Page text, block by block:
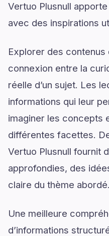
Vertuo Plusnull
avec des inspirations
Explorer des
connexion entre la
réelle d’un sujet. Les
informations qui leur
imaginer les concepts
différentes facettes.
Vertuo Plusnull fournit
approfondies, des
claire du thème abordé.
Une meilleure
d’informations